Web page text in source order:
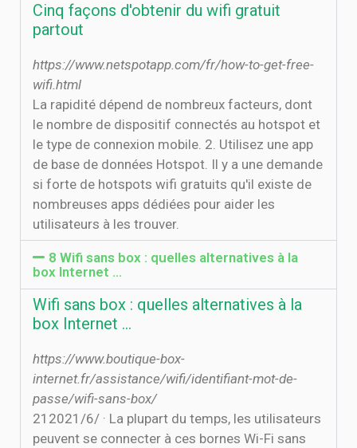
Cinq façons d'obtenir du wifi gratuit
partout
https://www.netspotapp.com/fr/how-to-get-free-
wifi.html
La rapidité dépend de nombreux facteurs, dont
le nombre de dispositif connectés au hotspot et
le type de connexion mobile. 2. Utilisez une app
de base de données Hotspot. Il y a une demande
si forte de hotspots wifi gratuits qu'il existe de
nombreuses apps dédiées pour aider les
utilisateurs à les trouver.
8 Wifi sans box : quelles alternatives à la
box Internet ...
Wifi sans box : quelles alternatives à la
box Internet ...
https://www.boutique-box-
internet.fr/assistance/wifi/identifiant-mot-de-
passe/wifi-sans-box/
21‏‏/6‏‏/2021 · La plupart du temps, les utilisateurs
peuvent se connecter à ces bornes Wi-Fi sans